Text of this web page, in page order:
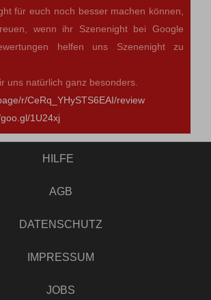
für euch noch besser machen können,
wenn ihr Szenenight bei Google
helfen uns Szenenight zu
uns natürlich ganz besonders.
r/CeRq_YHySTS6EAI/review
1U24xj
HILFE
AGB
DATENSCHUTZ
IMPRESSUM
JOBS